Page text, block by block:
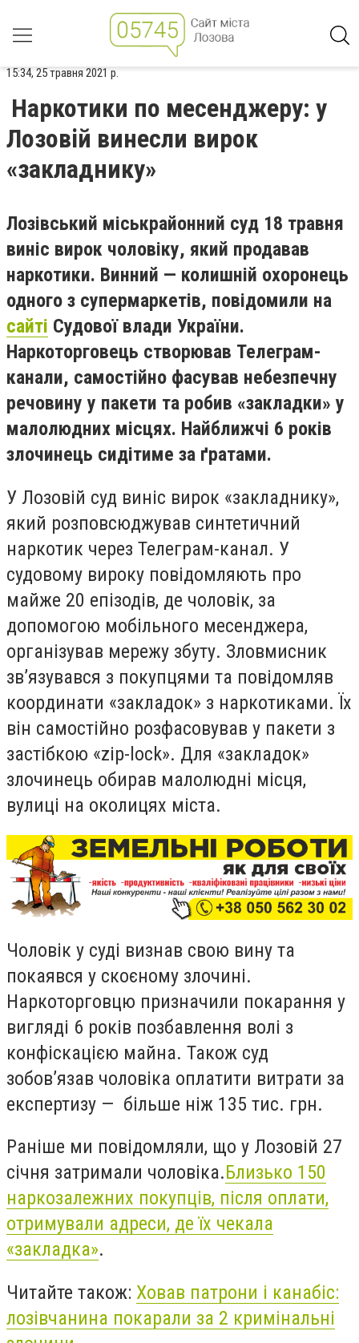
15:34, 25 травня 2021 р.
Наркотики по месенджеру: у
Лозовій винесли вирок
«закладнику»
Лозівський міськрайонний суд 18 травня
виніс вирок чоловіку, який продавав
наркотики. Винний — колишній охоронець
одного з супермаркетів, повідомили на
сайті Судової влади України.
Наркоторговець створював Телеграм-
канали, самостійно фасував небезпечну
речовину у пакети та робив «закладки» у
малолюдних місцях. Найближчі 6 років
злочинець сидітиме за ґратами.
У Лозовій суд виніс вирок «закладнику»,
який розповсюджував синтетичний
наркотик через Телеграм-канал. У
судовому вироку повідомляють про
майже 20 епізодів, де чоловік, за
допомогою мобільного месенджера,
організував мережу збуту. Зловмисник
зв’язувався з покупцями та повідомляв
координати «закладок» з наркотиками. Їх
він самостійно розфасовував у пакети з
застібкою «zip-lock». Для «закладок»
злочинець обирав малолюдні місця,
вулиці на околицях міста.
Чоловік у суді визнав свою вину та
покаявся у скоєному злочині.
Наркоторговцю призначили покарання у
вигляді 6 років позбавлення волі з
конфіскацією майна. Також суд
зобов’язав чоловіка оплатити витрати за
експертизу — більше ніж 135 тис. грн.
Раніше ми повідомляли, що у Лозовій 27
січня затримали чоловіка.Близько 150
наркозалежних покупців, після оплати,
отримували адреси, де їх чекала
«закладка».
Читайте також: Ховав патрони і канабіс:
лозівчанина покарали за 2 кримінальні